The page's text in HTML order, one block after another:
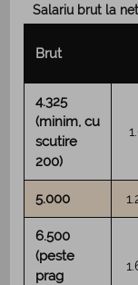
Salariu brut la
Brut
4.325
(minim, cu
scutire
200)
5.000
6.500
(peste
prag